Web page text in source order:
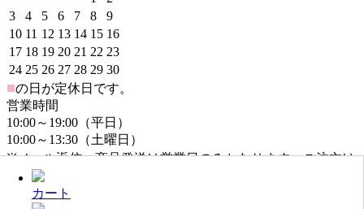
カート
3
4 5 6 7 8
9
10 11 12 13 14 15 16
17 18 19 20 21 22 23
24 25 26 27 28 29 30
■の日が定休日です。
営業時間
10:00～19:00（平日）
10:00～13:30（土曜日）
※メール返信・商品発送は営業日のみとなります。ご注文は
年中無休でお受けしております。